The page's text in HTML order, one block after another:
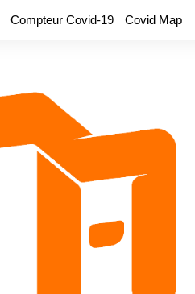
Compteur Covid-19 Covid Map